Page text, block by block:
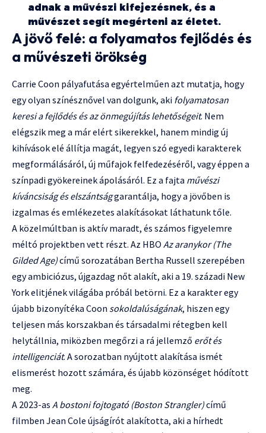
adnak a művészi kifejezésnek, és a
művészet segít megérteni az életet.
A jövő felé: a folyamatos fejlődés és
a művészeti örökség
Carrie Coon pályafutása egyértelműen azt mutatja, hogy
egy olyan színésznővel van dolgunk, aki folyamatosan
keresi a fejlődés és az önmegújítás lehetőségeit. Nem
elégszik meg a már elért sikerekkel, hanem mindig új
kihívások elé állítja magát, legyen szó egyedi karakterek
megformálásáról, új műfajok felfedezéséről, vagy éppen a
színpadi gyökereinek ápolásáról. Ez a fajta művészi
kíváncsiság és elszántsággarantálja, hogy a jövőben is
izgalmas és emlékezetes alakításokat láthatunk tőle.
A közelmúltban is aktív maradt, és számos figyelemre
méltó projektben vett részt. Az HBO Az aranykor (The
Gilded Age)című sorozatában Bertha Russell szerepében
egy ambiciózus, újgazdag nőt alakít, aki a 19. századi New
York elitjének világába próbál betörni. Ez a karakter egy
újabb bizonyítéka Coon sokoldalúságának, hiszen egy
teljesen más korszakban és társadalmi rétegben kell
helytállnia, miközben megőrzi a rá jellemző erőt és
intelligenciát. A sorozatban nyújtott alakítása ismét
elismerést hozott számára, és újabb közönséget hódított
meg.
A 2023-as A bostoni fojtogató (Boston Strangler)című
filmben Jean Cole újságírót alakította, aki a hírhedt